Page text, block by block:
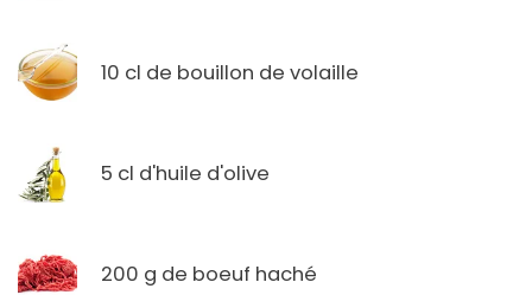
10 cl de bouillon de volaille
5 cl d'huile d'olive
200 g de boeuf haché